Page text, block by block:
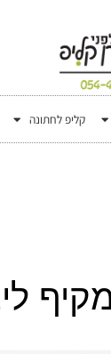
קליפ לחתונה